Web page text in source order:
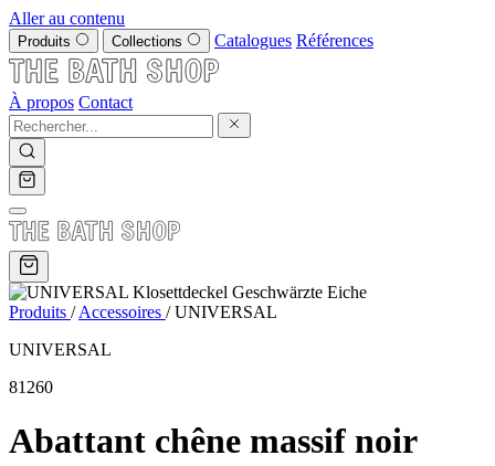
Aller au contenu
Produits Collections Catalogues Références
À propos Contact
Produits / Accessoires / UNIVERSAL
UNIVERSAL
81260
Abattant chêne massif noir